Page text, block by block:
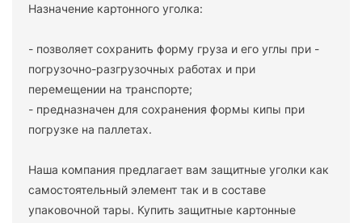
Назначение картонного уголка:
- позволяет сохранить форму груза и его углы при -
погрузочно-разгрузочных работах и при
перемещении на транспорте;
- предназначен для сохранения формы кипы при
погрузке на паллетах.
Наша компания предлагает вам защитные уголки как
самостоятельный элемент так и в составе
упаковочной тары. Купить защитные картонные